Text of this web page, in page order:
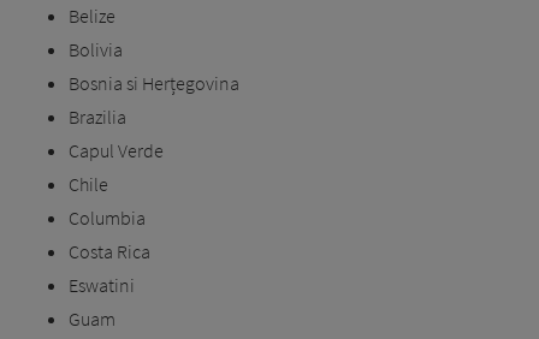
Belize
Bolivia
Bosnia si Herțegovina
Brazilia
Capul Verde
Chile
Columbia
Costa Rica
Eswatini
Guam